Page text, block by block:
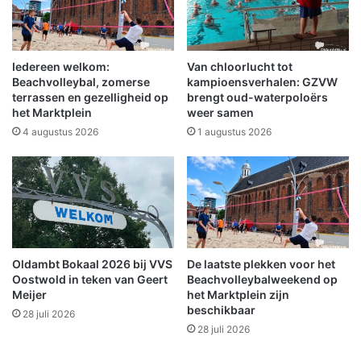
s
w
i
n
t
G
r
o
i
n
g
e
r
W
a
t
e
r
e
j
a
a
r
o
p
r
j
k
a
m
p
i
o
e
n
Iedereen welkom:
Beachvolleybal, zomerse
terrassen en gezelligheid op
het Marktplein
4 augustus 2026
Van chloorlucht tot
kampioensverhalen: GZVW
brengt oud-waterpoloërs
weer samen
1 augustus 2026
Oldambt Bokaal 2026 bij VVS
Oostwold in teken van Geert
Meijer
28 juli 2026
De laatste plekken voor het
Beachvolleybalweekend op
het Marktplein zijn
beschikbaar
28 juli 2026